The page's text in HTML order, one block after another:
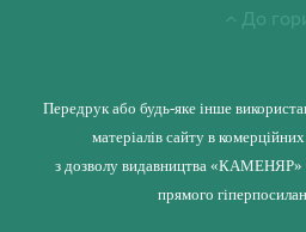
До
Передрук або будь-яке інше
матеріалів сайту в
з дозволу видавництва «КАМЕНЯР»
прямого